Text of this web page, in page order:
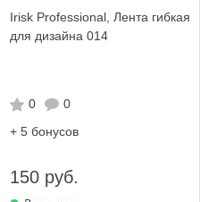
Irisk Professional, Лента гибкая
для дизайна 014
0
0
+ 5 бонусов
150 руб.